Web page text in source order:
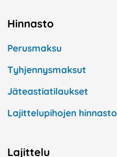
Hinnasto
Perusmaksu
Tyhjennysmaksut
Jäteastiatilaukset
Lajittelupihojen hinnasto
Lajittelu